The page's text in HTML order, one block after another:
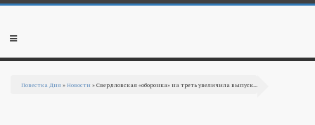
Перейти к основному содержанию
Мобильное
Повестка Дня »Новости » Свердловская «оборонка» на треть увеличила выпуск...